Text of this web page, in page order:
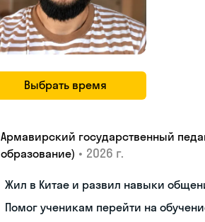
Выбрать время
Армавирский государственный
образование) • 2026 г.
Жил в Китае и развил навыки
Помог ученикам перейти на